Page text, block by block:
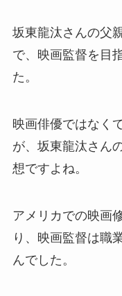
坂東龍汰さんの父
で、映画監督を目
た。
映画俳優ではなく
が、坂東龍汰さん
想ですよね。
アメリカでの映画
り、映画監督は職
んでした。